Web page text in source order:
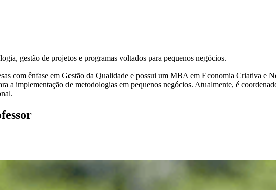
gestão de projetos e programas voltados para pequenos negócios.
com ênfase em Gestão da Qualidade e possui um MBA em Economia Criativa e
a implementação de metodologias em pequenos negócios. Atualmente, é